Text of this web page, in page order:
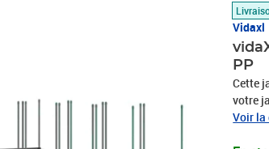
Vidaxl
PP
Cette
votre
Voir la
Prix